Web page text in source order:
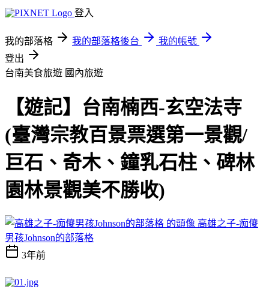
登入
我的部落格 我的部落格後台
我的帳號
登出
台南美食旅遊 國內旅遊
【遊記】台南楠西-玄空法寺
(臺灣宗教百景票選第一景觀/
巨石、奇木、鐘乳石柱、碑林
園林景觀美不勝收)
高雄之子-痴傻
男孩Johnson的部落格
3年前